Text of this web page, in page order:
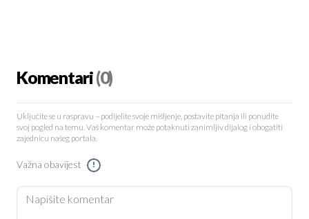
Komentari(0)
Uključite se u raspravu – podijelite svoje mišljenje, postavite pitanja ili ponudite
svoj pogled na temu. Vaš komentar može potaknuti zanimljiv dijalog i obogatiti
zajednicu našeg portala.
Važna obavijest !